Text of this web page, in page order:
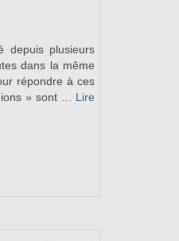
depuis plusieurs
dans la même
répondre à ces
» sont … Lire